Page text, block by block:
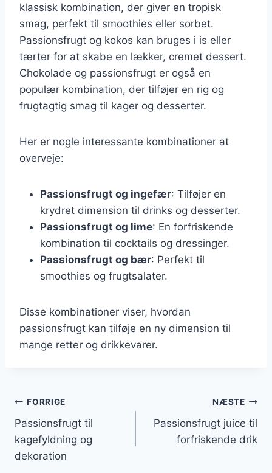
klassisk kombination, der giver en tropisk
smag, perfekt til smoothies eller sorbet.
Passionsfrugt og kokos kan bruges i is eller
tærter for at skabe en lækker, cremet dessert.
Chokolade og passionsfrugt er også en
populær kombination, der tilføjer en rig og
frugtagtig smag til kager og desserter.
Her er nogle interessante kombinationer at
overveje:
Passionsfrugt og ingefær: Tilføjer en
krydret dimension til drinks og desserter.
Passionsfrugt og lime: En forfriskende
kombination til cocktails og dressinger.
Passionsfrugt og bær: Perfekt til
smoothies og frugtsalater.
Disse kombinationer viser, hvordan
passionsfrugt kan tilføje en ny dimension til
mange retter og drikkevarer.
Indlægsnavigation
FORRIGE
Passionsfrugt til
kagefyldning og
dekoration
NÆSTE
Passionsfrugt juice til
forfriskende drik